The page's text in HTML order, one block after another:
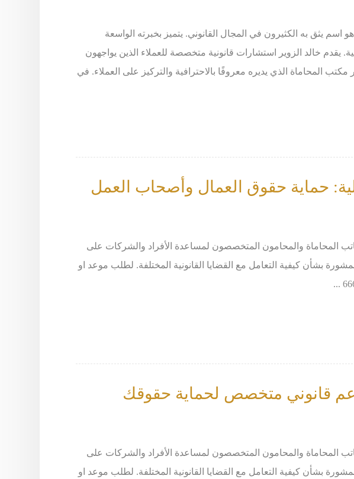
اسم يثق به الكثيرون في المجال القانوني. يتميز بخبرته الواسعة
يقدم خالد الزوير استشارات قانونية متخصصة للعملاء الذين يواجهون
مكتب المحاماة الذي يديره معروفًا بالاحترافية والتركيز على العملاء. في
حماية حقوق العمال وأصحاب العمل
المحاماة والمحامون المتخصصون لمساعدة الأفراد والشركات على
بشأن كيفية التعامل مع القضايا القانونية المختلفة. لطلب موعد او
دعم قانوني متخصص لحماية حقوقك
المحاماة والمحامون المتخصصون لمساعدة الأفراد والشركات على
بشأن كيفية التعامل مع القضايا القانونية المختلفة. لطلب موعد او